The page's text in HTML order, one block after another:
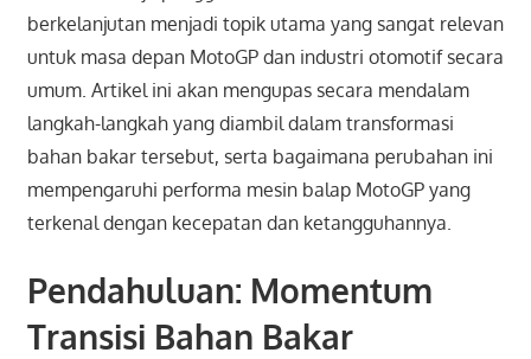
berkelanjutan menjadi topik utama yang sangat relevan
untuk masa depan MotoGP dan industri otomotif secara
umum. Artikel ini akan mengupas secara mendalam
langkah-langkah yang diambil dalam transformasi
bahan bakar tersebut, serta bagaimana perubahan ini
mempengaruhi performa mesin balap MotoGP yang
terkenal dengan kecepatan dan ketangguhannya.
Pendahuluan: Momentum
Transisi Bahan Bakar